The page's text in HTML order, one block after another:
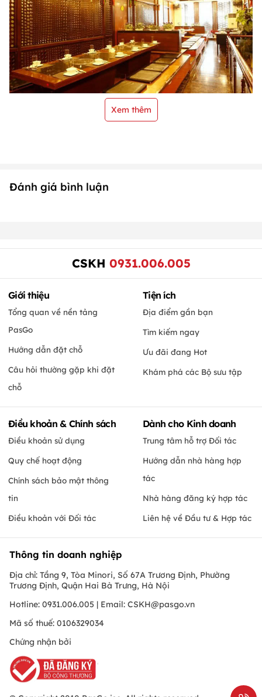
Xem thêm
Đánh giá bình luận
CSKH 0931.006.005
Giới thiệu
Tổng quan về nền tảng
PasGo
Hướng dẫn đặt chỗ
Câu hỏi thường gặp khi đặt
chỗ
Tiện ích
Địa điểm gần bạn
Tìm kiếm ngay
Ưu đãi đang Hot
Khám phá các Bộ sưu tập
Điều khoản & Chính sách
Điều khoản sử dụng
Quy chế hoạt động
Chính sách bảo mật thông
tin
Điều khoản với Đối tác
Dành cho Kinh doanh
Trung tâm hỗ trợ Đối tác
Hướng dẫn nhà hàng hợp
tác
Nhà hàng đăng ký hợp tác
Liên hệ về Đầu tư & Hợp tác
Thông tin doanh nghiệp
Địa chỉ: Tầng 9, Tòa Minori, Số 67A Trương Định, Phường
Trương Định, Quận Hai Bà Trưng, Hà Nội
Hotline: 0931.006.005 | Email: CSKH@pasgo.vn
Mã số thuế: 0106329034
Chứng nhận bởi